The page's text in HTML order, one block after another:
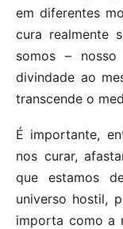
em diferentes
cura realmente
somos –
divindade ao
transcende o
É importante,
nos curar,
que estamos
universo hostil,
importa como a